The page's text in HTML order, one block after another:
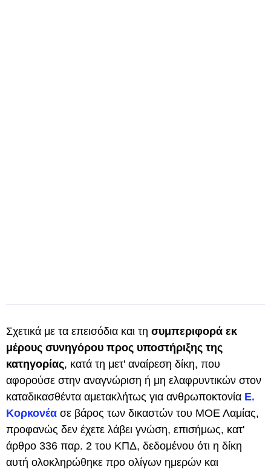
Σχετικά με τα επεισόδια και τη συμπεριφορά εκ
μέρους συνηγόρου προς υποστήριξης της
κατηγορίας, κατά τη μετ' αναίρεση δίκη, που
αφορούσε στην αναγνώριση ή μη ελαφρυντικών στον
καταδικασθέντα αμετακλήτως για ανθρωποκτονία Ε.
Κορκονέα σε βάρος των δικαστών του ΜΟΕ Λαμίας,
προφανώς δεν έχετε λάβει γνώση, επισήμως, κατ'
άρθρο 336 παρ. 2 του ΚΠΔ, δεδομένου ότι η δίκη
αυτή ολοκληρώθηκε προ ολίγων ημερών και